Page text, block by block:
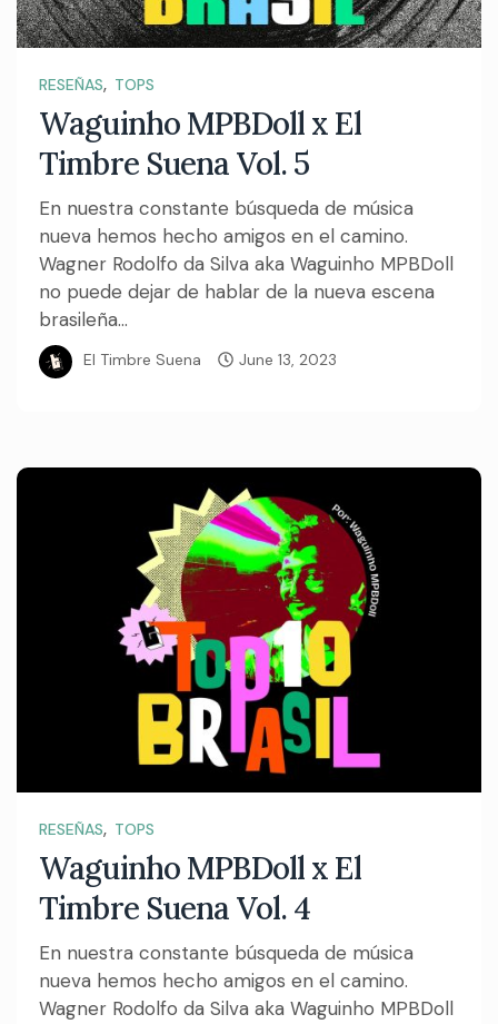
RESEÑAS, TOPS
Waguinho MPBDoll x El
Timbre Suena Vol. 5
En nuestra constante búsqueda de música
nueva hemos hecho amigos en el camino.
Wagner Rodolfo da Silva aka Waguinho MPBDoll
no puede dejar de hablar de la nueva escena
brasileña...
El Timbre Suena June 13, 2023
RESEÑAS, TOPS
Waguinho MPBDoll x El
Timbre Suena Vol. 4
En nuestra constante búsqueda de música
nueva hemos hecho amigos en el camino.
Wagner Rodolfo da Silva aka Waguinho MPBDoll